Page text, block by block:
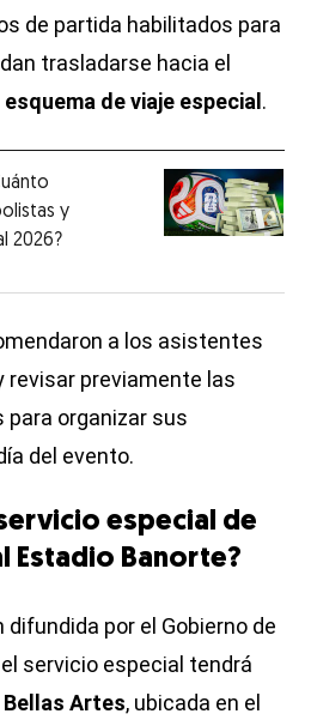
de partida habilitados para
trasladarse hacia el
esquema de viaje especial.
y
2026?
a los asistentes
revisar previamente las
para organizar sus
del evento.
especial de
Estadio Banorte?
por el Gobierno de
servicio especial tendrá
Bellas Artes, ubicada en el